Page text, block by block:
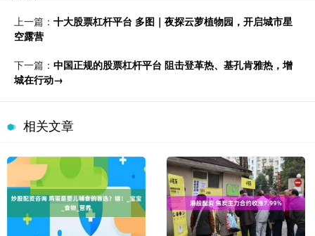
上一篇： 十大股票杠杆平台 多图｜夜探云萝植物园，开启城市星
空露营
下一篇： 中国正规的股票杠杆平台 阻击登革热、基孔肯雅热，增
城在行动→
相关文章